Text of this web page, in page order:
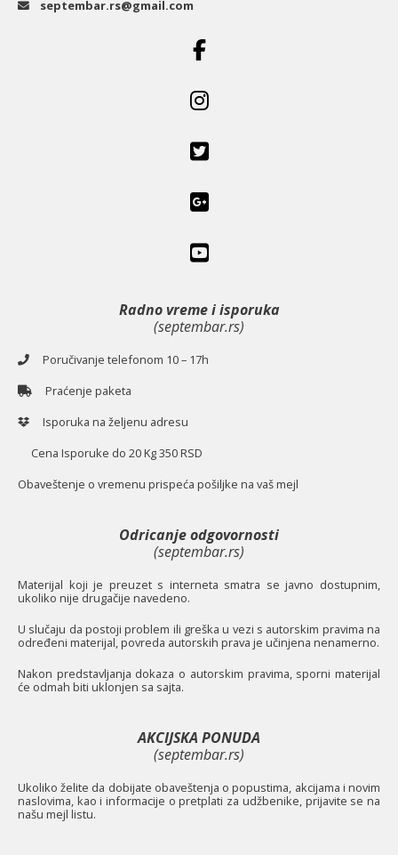
septembar.rs@gmail.com
Radno vreme i isporuka
(septembar.rs)
Poručivanje telefonom 10 – 17h
Praćenje paketa
Isporuka na željenu adresu
Cena Isporuke do 20 Kg 350 RSD
Obaveštenje o vremenu prispeća pošiljke na vaš mejl
Odricanje odgovornosti
(septembar.rs)
Materijal koji je preuzet s interneta smatra se javno dostupnim,
ukoliko nije drugačije navedeno.
U slučaju da postoji problem ili greška u vezi s autorskim pravima na
određeni materijal, povreda autorskih prava je učinjena nenamerno.
Nakon predstavljanja dokaza o autorskim pravima, sporni materijal
će odmah biti uklonjen sa sajta.
AKCIJSKA PONUDA
(septembar.rs)
Ukoliko želite da dobijate obaveštenja o popustima, akcijama i novim
naslovima, kao i informacije o pretplati za udžbenike, prijavite se na
našu mejl listu.